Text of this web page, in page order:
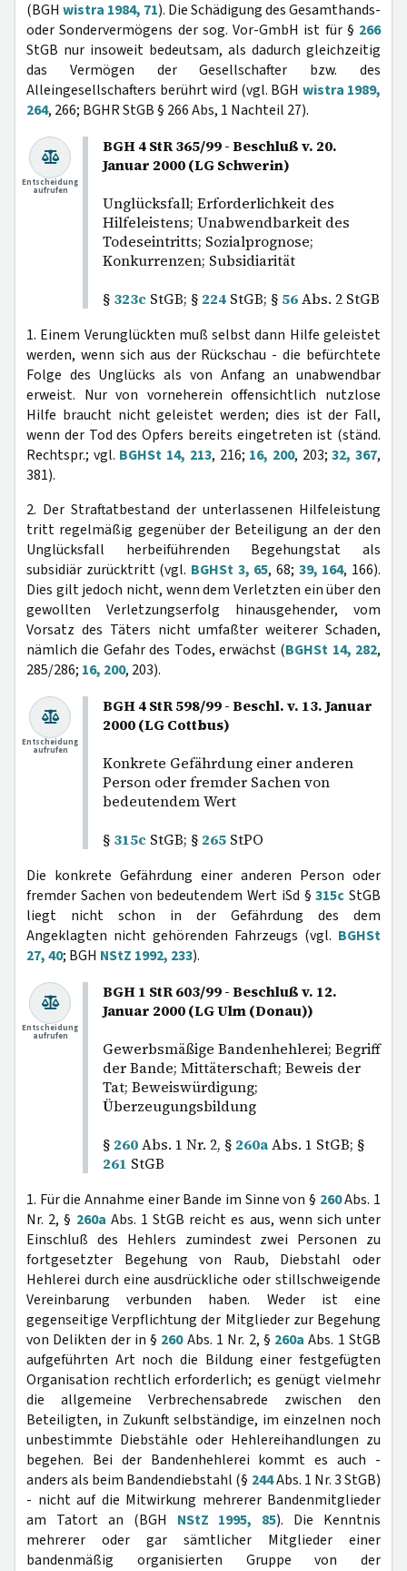
(BGH wistra 1984, 71). Die Schädigung des Gesamthands-
oder Sondervermögens der sog. Vor-GmbH ist für § 266
StGB nur insoweit bedeutsam, als dadurch gleichzeitig
das Vermögen der Gesellschafter bzw. des
Alleingesellschafters berührt wird (vgl. BGH wistra 1989,
264, 266; BGHR StGB § 266 Abs, 1 Nachteil 27).
BGH 4 StR 365/99 - Beschluß v. 20.
Januar 2000 (LG Schwerin)
Unglücksfall; Erforderlichkeit des
Hilfeleistens; Unabwendbarkeit des
Todeseintritts; Sozialprognose;
Konkurrenzen; Subsidiarität
§ 323c StGB; § 224 StGB; § 56Abs. 2 StGB
Entscheidung
aufrufen
1. Einem Verunglückten muß selbst dann Hilfe geleistet
werden, wenn sich aus der Rückschau - die befürchtete
Folge des Unglücks als von Anfang an unabwendbar
erweist. Nur von vorneherein offensichtlich nutzlose
Hilfe braucht nicht geleistet werden; dies ist der Fall,
wenn der Tod des Opfers bereits eingetreten ist (ständ.
Rechtspr.; vgl. BGHSt 14, 213, 216; 16, 200, 203;32, 367,
381).
2. Der Straftatbestand der unterlassenen Hilfeleistung
tritt regelmäßig gegenüber der Beteiligung an der den
Unglücksfall herbeiführenden Begehungstat als
subsidiär zurücktritt (vgl. BGHSt 3, 65, 68; 39, 164, 166).
Dies gilt jedoch nicht, wenn dem Verletzten ein über den
gewollten Verletzungserfolg hinausgehender, vom
Vorsatz des Täters nicht umfaßter weiterer Schaden,
nämlich die Gefahr des Todes, erwächst (BGHSt 14, 282,
285/286; 16, 200, 203).
BGH 4 StR 598/99 - Beschl. v. 13. Januar
2000 (LG Cottbus)
Konkrete Gefährdung einer anderen
Person oder fremder Sachen von
bedeutendem Wert
§ 315c StGB; § 265 StPO
Entscheidung
aufrufen
Die konkrete Gefährdung einer anderen Person oder
fremder Sachen von bedeutendem Wert iSd §315c StGB
liegt nicht schon in der Gefährdung des dem
Angeklagten nicht gehörenden Fahrzeugs (vgl. BGHSt
27, 40; BGH NStZ 1992, 233).
BGH 1 StR 603/99 - Beschluß v. 12.
Januar 2000 (LG Ulm (Donau))
Gewerbsmäßige Bandenhehlerei; Begriff
der Bande; Mittäterschaft; Beweis der
Tat; Beweiswürdigung;
Überzeugungsbildung
§ 260Abs. 1 Nr. 2, § 260aAbs. 1 StGB; §
261 StGB
Entscheidung
aufrufen
1. Für die Annahme einer Bande im Sinne von § 260Abs. 1
Nr. 2, § 260a Abs. 1 StGB reicht es aus, wenn sich unter
Einschluß des Hehlers zumindest zwei Personen zu
fortgesetzter Begehung von Raub, Diebstahl oder
Hehlerei durch eine ausdrückliche oder stillschweigende
Vereinbarung verbunden haben. Weder ist eine
gegenseitige Verpflichtung der Mitglieder zur Begehung
von Delikten der in § 260Abs. 1 Nr. 2, § 260a Abs. 1 StGB
aufgeführten Art noch die Bildung einer festgefügten
Organisation rechtlich erforderlich; es genügt vielmehr
die allgemeine Verbrechensabrede zwischen den
Beteiligten, in Zukunft selbständige, im einzelnen noch
unbestimmte Diebstähle oder Hehlereihandlungen zu
begehen. Bei der Bandenhehlerei kommt es auch -
anders als beim Bandendiebstahl (§ 244Abs. 1 Nr. 3 StGB)
- nicht auf die Mitwirkung mehrerer Bandenmitglieder
am Tatort an (BGH NStZ 1995, 85). Die Kenntnis
mehrerer oder gar sämtlicher Mitglieder einer
bandenmäßig organisierten Gruppe von der